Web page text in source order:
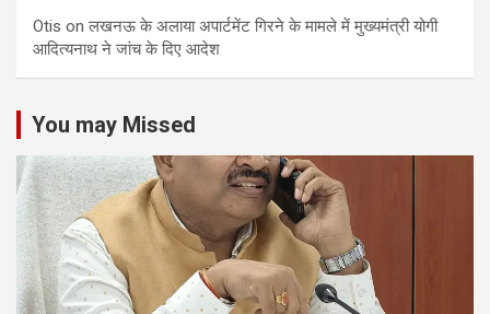
Otis onलखनऊ के अलाया अपार्टमेंट गिरने के मामले में मुख्‍यमंत्री योगी
आद‍ित्‍यनाथ ने जांच के द‍िए आदेश
You may Missed